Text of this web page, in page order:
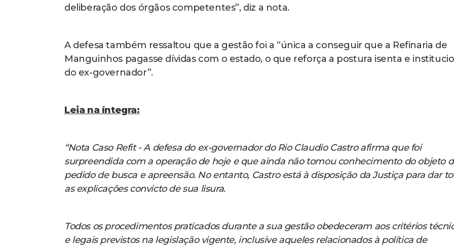
deliberação dos órgãos competentes”, diz a nota.
A defesa também ressaltou que a gestão foi a “única a conseguir que a Refinaria de
Manguinhos pagasse dívidas com o estado, o que reforça a postura isenta e
do ex-governador”.
Leia na íntegra:
“Nota Caso Refit - A defesa do ex-governador do Rio Claudio Castro afirma que foi
surpreendida com a operação de hoje e que ainda não tomou conhecimento do objeto
pedido de busca e apreensão. No entanto, Castro está à disposição da Justiça para dar
as explicações convicto de sua lisura.
Todos os procedimentos praticados durante a sua gestão obedeceram aos critérios
e legais previstos na legislação vigente, inclusive aqueles relacionados à política de